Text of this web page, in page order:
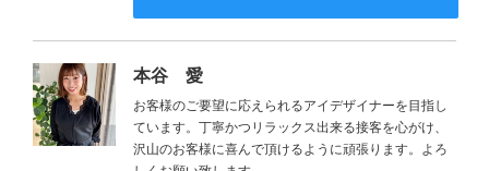
本谷 愛
お客様のご要望に応えられるアイデザイナーを目指し
ています。丁寧かつリラックス出来る接客を心がけ、
沢山のお客様に喜んで頂けるように頑張ります。よろ